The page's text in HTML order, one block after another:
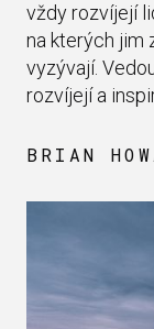
vždy rozvíjejí
na kterých jim
vyzývají.
rozvíjejí a
BRIAN